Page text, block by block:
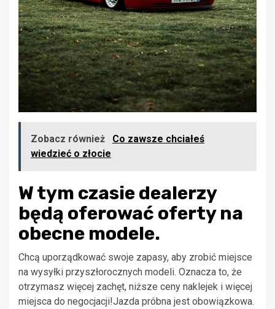
Zobacz również
Co zawsze chciałeś
wiedzieć o złocie
W tym czasie dealerzy
będą oferować oferty na
obecne modele.
Chcą uporządkować swoje zapasy, aby zrobić miejsce
na wysyłki przyszłorocznych modeli. Oznacza to, że
otrzymasz więcej zachęt, niższe ceny naklejek i więcej
miejsca do negocjacji!Jazda próbna jest obowiązkowa.